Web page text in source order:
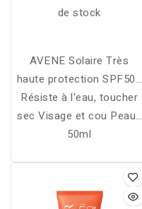
de stock
AVENE Solaire Très
haute protection SPF50+
Fluide
Résiste à l'eau, toucher
sec Visage et cou Peaux
Sensibles Normales à
50ml